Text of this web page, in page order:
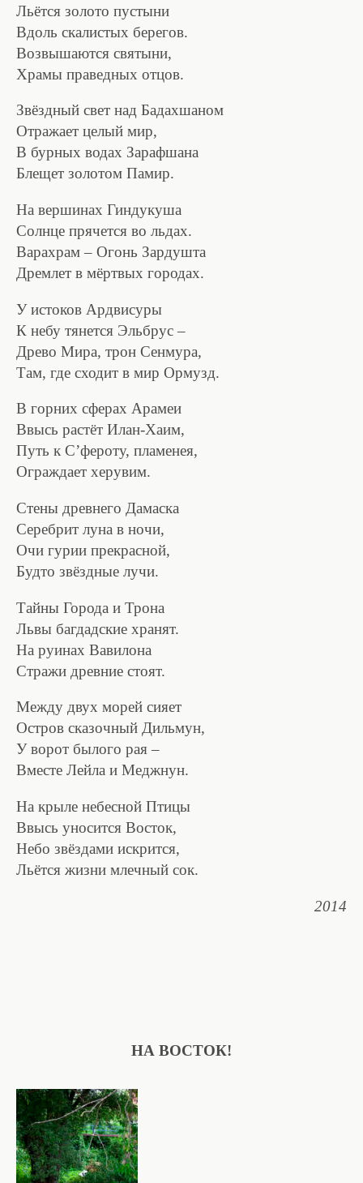
Льётся золото пустыни
Вдоль скалистых берегов.
Возвышаются святыни,
Храмы праведных отцов.
Звёздный свет над Бадахшаном
Отражает целый мир,
В бурных водах Зарафшана
Блещет золотом Памир.
На вершинах Гиндукуша
Солнце прячется во льдах.
Варахрам – Огонь Зардушта
Дремлет в мёртвых городах.
У истоков Ардвисуры
К небу тянется Эльбрус –
Древо Мира, трон Сенмура,
Там, где сходит в мир Ормузд.
В горних сферах Арамеи
Ввысь растёт Илан-Хаим,
Путь к С’фероту, пламенея,
Ограждает херувим.
Стены древнего Дамаска
Серебрит луна в ночи,
Очи гурии прекрасной,
Будто звёздные лучи.
Тайны Города и Трона
Львы багдадские хранят.
На руинах Вавилона
Стражи древние стоят.
Между двух морей сияет
Остров сказочный Дильмун,
У ворот былого рая –
Вместе Лейла и Меджнун.
На крыле небесной Птицы
Ввысь уносится Восток,
Небо звёздами искрится,
Льётся жизни млечный сок.
2014
НА ВОСТОК!